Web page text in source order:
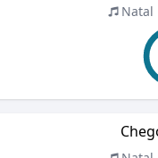
Natal